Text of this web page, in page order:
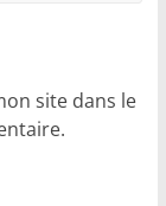
site dans le